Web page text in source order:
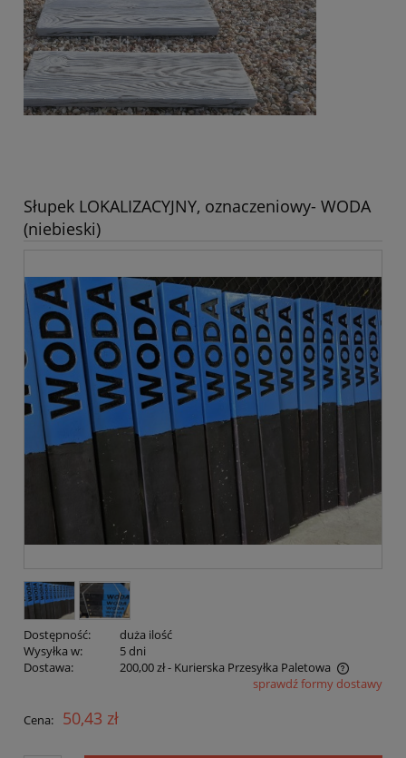
Warzywniki
Słupek LOKALIZACYJNY, oznaczeniowy- WODA
(niebieski)
Dostępność:
duża ilość
Wysyłka w:
5 dni
Dostawa:
200,00 zł- Kurierska Przesyłka Paletowa
Cena nie zawiera ewentualnych kosztów płatnościsprawdź formy dostawy
Cena: 50,43 zł